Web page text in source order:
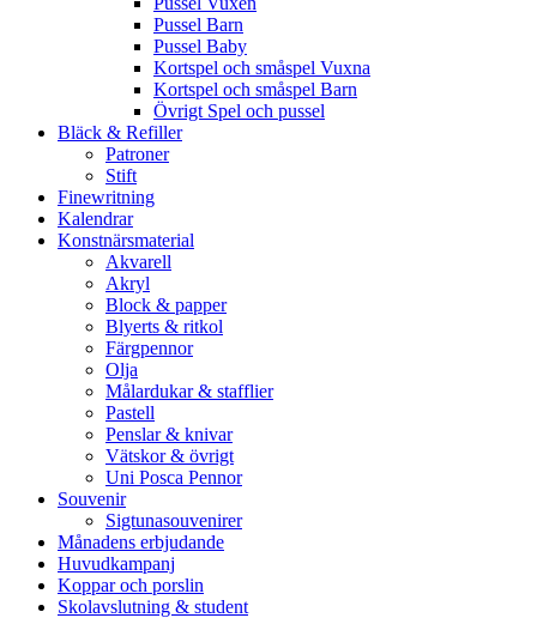
Pussel Barn
Pussel Baby
Kortspel och småspel Vuxna
Kortspel och småspel Barn
Övrigt Spel och pussel
Bläck & Refiller
Patroner
Stift
Finewritning
Kalendrar
Konstnärsmaterial
Akvarell
Akryl
Block & papper
Blyerts & ritkol
Färgpennor
Olja
Målardukar & stafflier
Pastell
Penslar & knivar
Vätskor & övrigt
Uni Posca Pennor
Souvenir
Sigtunasouvenirer
Månadens erbjudande
Huvudkampanj
Koppar och porslin
Skolavslutning & student